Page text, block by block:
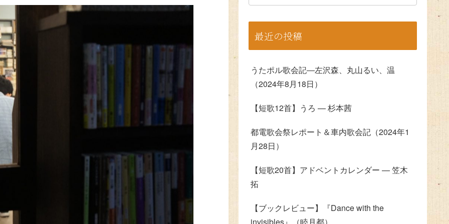
最近の投稿
うたポル歌会記―左沢森、丸山るい、温
（2024年8月18日）
【短歌12首】うろ — 杉本茜
都電歌会祭レポート＆車内歌会記（2024年1
月28日）
【短歌20首】アドベントカレンダー — 笠木
拓
【ブックレビュー】『Dance with the